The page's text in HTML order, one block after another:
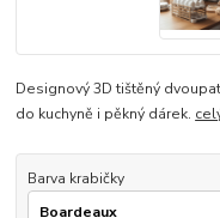
Designový 3D tištěný
do kuchyně i pěkný dárek.
Barva krabičky